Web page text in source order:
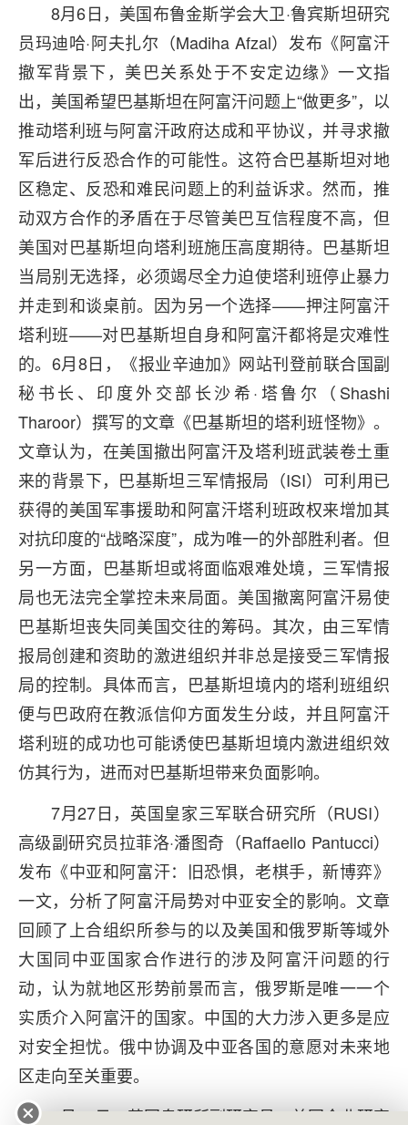
8月6日，美国布鲁金斯学会大卫·鲁宾斯坦研究
员玛迪哈·阿夫扎尔（Madiha Afzal）发布《阿富汗
撤军背景下，美巴关系处于不安定边缘》一文指
出，美国希望巴基斯坦在阿富汗问题上“做更多”，以
推动塔利班与阿富汗政府达成和平协议，并寻求撤
军后进行反恐合作的可能性。这符合巴基斯坦对地
区稳定、反恐和难民问题上的利益诉求。然而，推
动双方合作的矛盾在于尽管美巴互信程度不高，但
美国对巴基斯坦向塔利班施压高度期待。巴基斯坦
当局别无选择，必须竭尽全力迫使塔利班停止暴力
并走到和谈桌前。因为另一个选择——押注阿富汗
塔利班——对巴基斯坦自身和阿富汗都将是灾难性
的。6月8日，《报业辛迪加》网站刊登前联合国副
秘书长、印度外交部长沙希·塔鲁尔（Shashi
Tharoor）撰写的文章《巴基斯坦的塔利班怪物》。
文章认为，在美国撤出阿富汗及塔利班武装卷土重
来的背景下，巴基斯坦三军情报局（ISI）可利用已
获得的美国军事援助和阿富汗塔利班政权来增加其
对抗印度的“战略深度”，成为唯一的外部胜利者。但
另一方面，巴基斯坦或将面临艰难处境，三军情报
局也无法完全掌控未来局面。美国撤离阿富汗易使
巴基斯坦丧失同美国交往的筹码。其次，由三军情
报局创建和资助的激进组织并非总是接受三军情报
局的控制。具体而言，巴基斯坦境内的塔利班组织
便与巴政府在教派信仰方面发生分歧，并且阿富汗
塔利班的成功也可能诱使巴基斯坦境内激进组织效
仿其行为，进而对巴基斯坦带来负面影响。
7月27日，英国皇家三军联合研究所（RUSI）
高级副研究员拉菲洛·潘图奇（Raffaello Pantucci）
发布《中亚和阿富汗：旧恐惧，老棋手，新博弈》
一文，分析了阿富汗局势对中亚安全的影响。文章
回顾了上合组织所参与的以及美国和俄罗斯等域外
大国同中亚国家合作进行的涉及阿富汗问题的行
动，认为就地区形势前景而言，俄罗斯是唯一一个
实质介入阿富汗的国家。中国的大力涉入更多是应
对安全担忧。俄中协调及中亚各国的意愿对未来地
区走向至关重要。
7月14日，英国皇研所副研究员、美国企业研究